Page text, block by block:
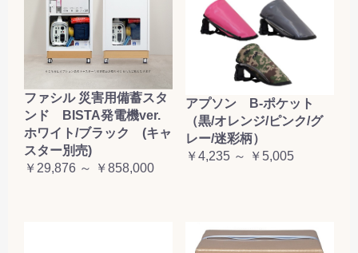
お買い物を続ける カートへ進む
ファシル 災害用備蓄スタ
ンド BISTA発電機ver.
ホワイト/ブラック (キャ
スター別売)
￥29,876 ～ ￥858,000
アプソン B-ポケット
（黒/オレンジ/ピンク/グ
レー/迷彩柄）
￥4,235 ～ ￥5,005